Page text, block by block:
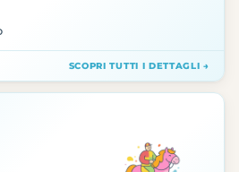
SCOPRI TUTTI I DETTAGLI →